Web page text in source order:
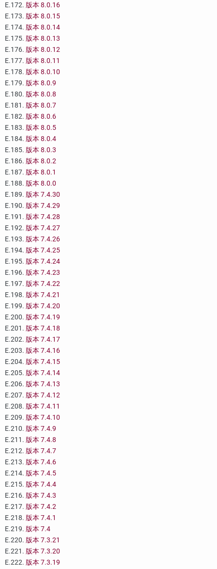
E.172. 版本 8.0.16
E.173. 版本 8.0.15
E.174. 版本 8.0.14
E.175. 版本 8.0.13
E.176. 版本 8.0.12
E.177. 版本 8.0.11
E.178. 版本 8.0.10
E.179. 版本 8.0.9
E.180. 版本 8.0.8
E.181. 版本 8.0.7
E.182. 版本 8.0.6
E.183. 版本 8.0.5
E.184. 版本 8.0.4
E.185. 版本 8.0.3
E.186. 版本 8.0.2
E.187. 版本 8.0.1
E.188. 版本 8.0.0
E.189. 版本 7.4.30
E.190. 版本 7.4.29
E.191. 版本 7.4.28
E.192. 版本 7.4.27
E.193. 版本 7.4.26
E.194. 版本 7.4.25
E.195. 版本 7.4.24
E.196. 版本 7.4.23
E.197. 版本 7.4.22
E.198. 版本 7.4.21
E.199. 版本 7.4.20
E.200. 版本 7.4.19
E.201. 版本 7.4.18
E.202. 版本 7.4.17
E.203. 版本 7.4.16
E.204. 版本 7.4.15
E.205. 版本 7.4.14
E.206. 版本 7.4.13
E.207. 版本 7.4.12
E.208. 版本 7.4.11
E.209. 版本 7.4.10
E.210. 版本 7.4.9
E.211. 版本 7.4.8
E.212. 版本 7.4.7
E.213. 版本 7.4.6
E.214. 版本 7.4.5
E.215. 版本 7.4.4
E.216. 版本 7.4.3
E.217. 版本 7.4.2
E.218. 版本 7.4.1
E.219. 版本 7.4
E.220. 版本 7.3.21
E.221. 版本 7.3.20
E.222. 版本 7.3.19